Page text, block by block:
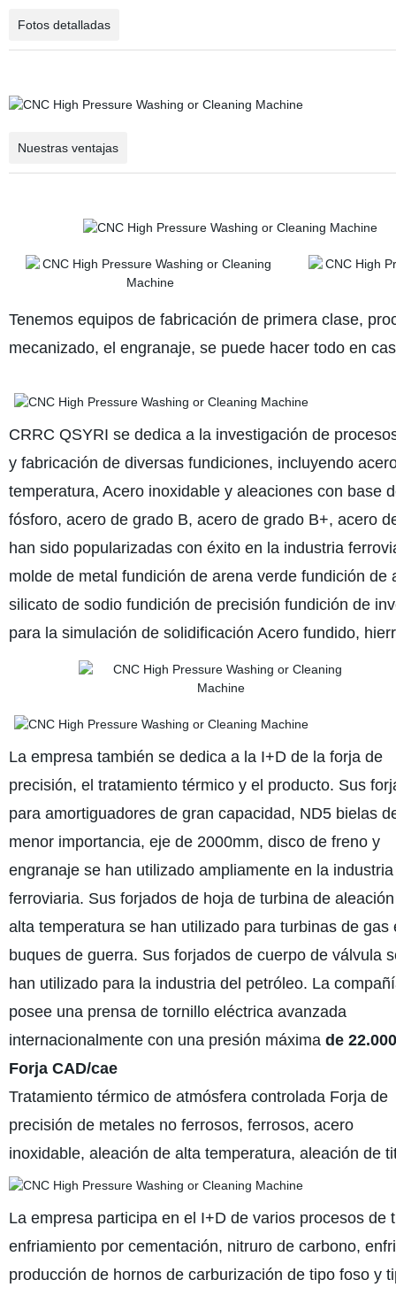
Fotos detalladas
Nuestras ventajas
Tenemos equipos de fabricación de primera clase,
mecanizado, el engranaje, se puede hacer todo en
CRRC QSYRI se dedica a la investigación de
y fabricación de diversas fundiciones, incluyendo
temperatura, Acero inoxidable y aleaciones con base
fósforo, acero de grado B, acero de grado B+, acero
han sido popularizadas con éxito en la industria
molde de metal fundición de arena verde fundición
silicato de sodio fundición de precisión fundición de
para la simulación de solidificación Acero fundido,
La empresa también se dedica a la I+D de la forja de
precisión, el tratamiento térmico y el producto. Sus
para amortiguadores de gran capacidad, ND5 bielas
menor importancia, eje de 2000mm, disco de freno y
engranaje se han utilizado ampliamente en la industria
ferroviaria. Sus forjados de hoja de turbina de
alta temperatura se han utilizado para turbinas de gas
buques de guerra. Sus forjados de cuerpo de válvula
han utilizado para la industria del petróleo. La
posee una prensa de tornillo eléctrica avanzada
internacionalmente con una presión máximade
Forja CAD/cae
Tratamiento térmico de atmósfera controlada Forja de
precisión de metales no ferrosos, ferrosos, acero
inoxidable, aleación de alta temperatura, aleación de
La empresa participa en el I+D de varios procesos
enfriamiento por cementación, nitruro de carbono,
producción de hornos de carburización de tipo foso y